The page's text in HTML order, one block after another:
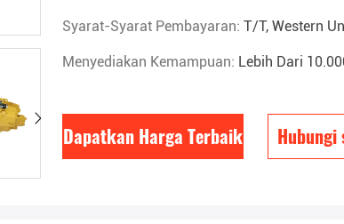
Syarat-Syarat Pembayaran: T/T, Western
Menyediakan Kemampuan: Lebih Dari
Dapatkan Harga Terbaik